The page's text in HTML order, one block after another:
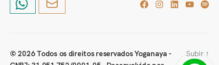
© 2026 Todos os direitos reservados Yoganaya -
Subir ↑